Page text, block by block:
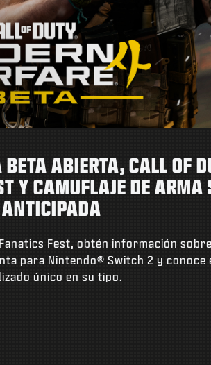
ABIERTA, CALL OF
Y CAMUFLAJE DE ARMA
ANTICIPADA
Fest, obtén información
para Nintendo® Switch 2 y
único en su tipo.